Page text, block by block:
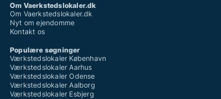
Om Vaerkstedslokaler.dk
Om Vaerkstedslokaler.dk
Nyt om ejendomme
Kontakt os
Populære søgninger
Værkstedslokaler København
Værkstedslokaler Aarhus
Værkstedslokaler Odense
Værkstedslokaler Aalborg
Værkstedslokaler Esbjerg